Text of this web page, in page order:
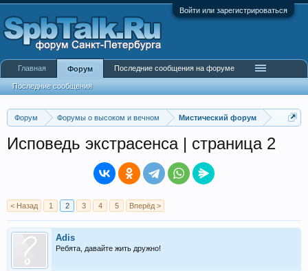
Войти или зарегистрироваться
Форум Форумы о высоком и вечном Мистический форум
Исповедь экстрасенса | страница 2
< Назад 1 2 3 4 5 Вперёд >
Adis
Ребята, давайте жить дружно!
Главная Форум
Последние сообщения
Последние сообщения на форуме